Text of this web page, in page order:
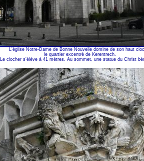
L'église Notre-Dame de Bonne Nouvelle domine de son haut
le quartier excentré de Kerentrech.
Le clocher s'élève à 41 mètres. Au sommet, une statue du Christ